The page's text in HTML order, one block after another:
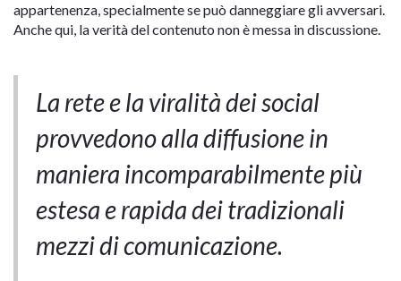
appartenenza, specialmente se può danneggiare gli avversari.
Anche qui, la verità del contenuto non è messa in discussione.
La rete e la viralità dei social
provvedono alla diffusione in
maniera incomparabilmente più
estesa e rapida dei tradizionali
mezzi di comunicazione.